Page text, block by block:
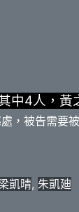
中4人，黃
，被告需要
凱晴, 朱凱廸